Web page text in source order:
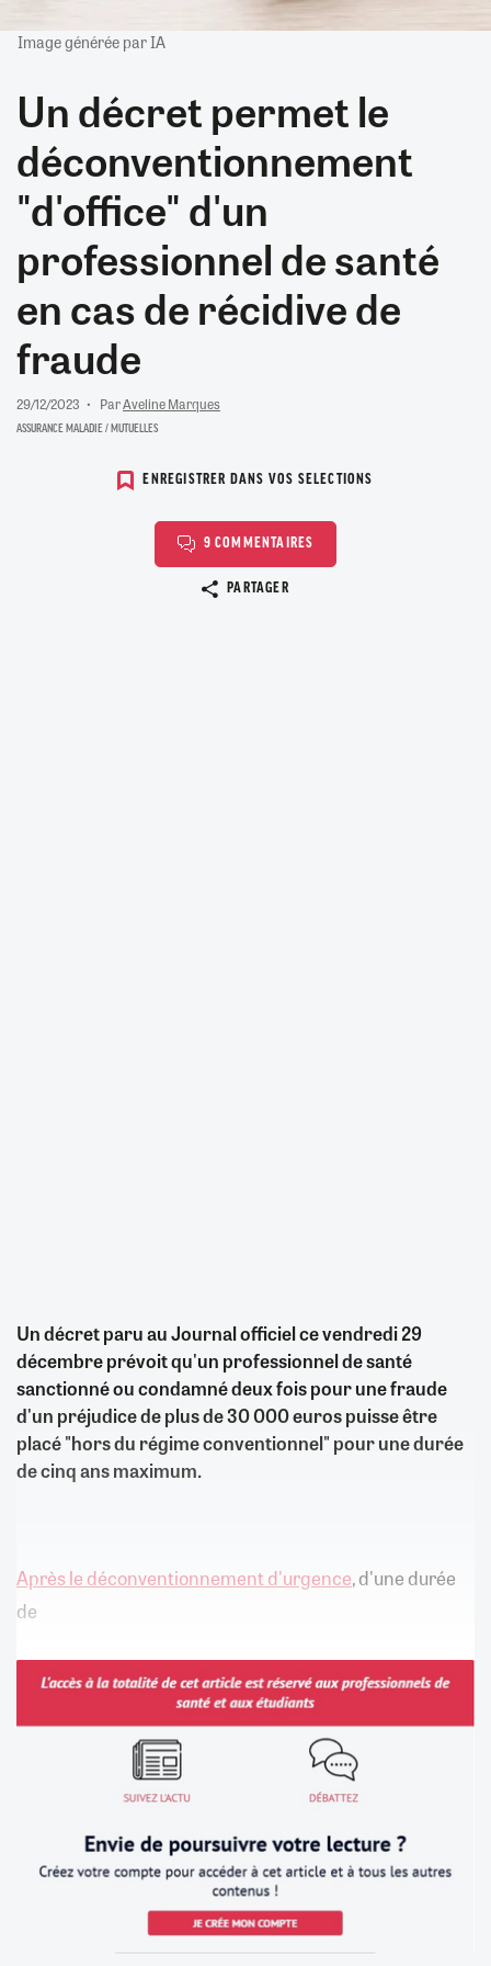
Image générée par IA
Un décret permet le
déconventionnement
"d'office" d'un
professionnel de santé
en cas de récidive de
fraude
29/12/2023 ParAveline Marques
ASSURANCE MALADIE / MUTUELLES
ENREGISTRER DANS VOS SELECTIONS
9 COMMENTAIRES
PARTAGER
Un décret paru au Journal officiel ce vendredi 29
décembre prévoit qu'un professionnel de santé
sanctionné ou condamné deux fois pour une fraude
d'un préjudice de plus de 30 000 euros puisse être
placé "hors du régime conventionnel" pour une durée
de cinq ans maximum.
Après le déconventionnement d'urgence, d'une durée
de